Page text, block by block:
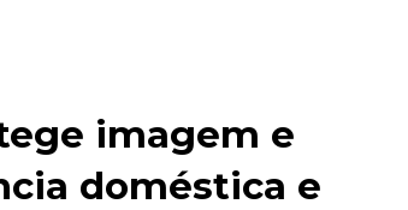
imagem e
doméstica e